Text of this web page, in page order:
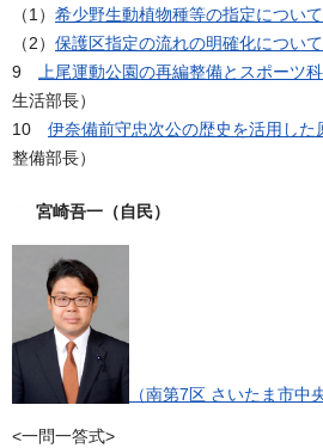
（1） 希少野生動植物種等の指定について
（2） 保護区指定の流れの明確化について
9
上尾運動公園の再編整備とスポーツ
生活部長）
10 伊奈備前守忠次公の歴史を活用した
整備部長）
宮崎吾一（自民）
（南第7区 さいたま市中
<一問一答式>